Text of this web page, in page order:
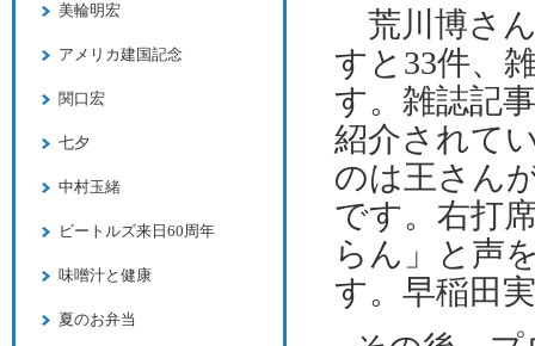
荒川博さ
すと 33件、
す。雑誌記
紹介されて
のは王さん
です。右打
らん」と声
す。早稲田
美輪明宏
アメリカ建国記念
関口宏
七夕
中村玉緒
ビートルズ来日60周年
味噌汁と健康
夏のお弁当